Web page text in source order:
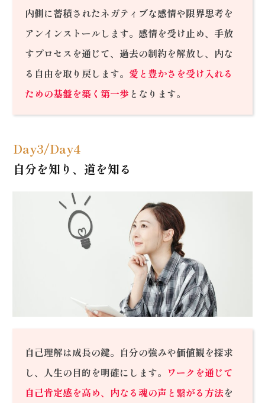
内側に蓄積されたネガティブな感情や限界思考を
アンインストールします。感情を受け止め、手放
すプロセスを通じて、過去の制約を解放し、内な
る自由を取り戻します。 愛と豊かさを受け入れる
ための基盤を築く第一歩 となります。
Day3/Day4
自分を知り、道を知る
自己理解は成長の鍵。自分の強みや価値観を探求
し、人生の目的を明確にします。 ワークを通じて
自己肯定感を高め、内なる魂の声と繋がる方法を